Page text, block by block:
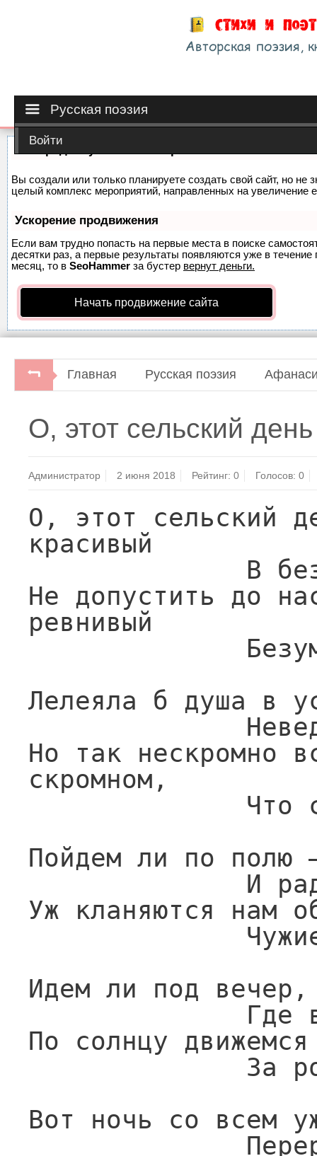
Русская поэзия
Войти
Вы создали или только планируете создать свой сайт, но не
целый комплекс мероприятий, направленных на увеличение
Ускорение продвижения
Если вам трудно попасть на первые места в поиске
десятки раз, а первые результаты появляются уже в
месяц, то в SeoHammer за бустер вернут деньги.
Начать продвижение сайта
Главная Русская поэзия
"Центр-100", 1996.
О, этот сельский
Администратор 2 июня 2018 Рейтинг:0 Голосов: 0
О, этот сельский
красивый
Не допустить до
ревнивый
Лелеяла б душа в
Но так нескромно
скромном,
Пойдем ли по полю
Уж кланяются нам
Идем ли под вечер,
По солнцу
Вот ночь со всем